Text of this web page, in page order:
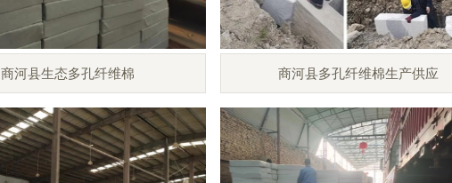
商河县生态多孔纤维棉 商河县多孔纤维棉生产供应